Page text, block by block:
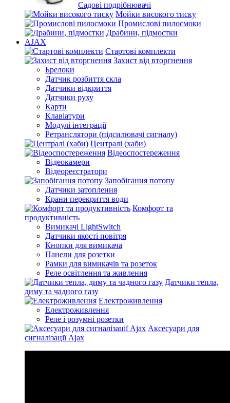
Садові подрібнювачі
Мойки високого тиску
Промислові пилосмоки
Драбини, підмостки
AJAX
Стартові комплекти
Захист від вторгнення
Брелоки
Датчик розбиття скла
Датчики відкриття
Датчики руху
Карти
Клавіатури
Модулі інтеграції
Ретранслятори (підсилювачі сигналу)
Централі (хаби)
Відеоспостереження
Відеокамери
Відеореєстратори
Запобігання потопу
Датчики затоплення
Крани перекриття води
Комфорт та
продуктивність
Вимикачі LightSwitch
Датчики якості повітря
Кнопки для вимикача
Панели для розетки
Рамки для вимикачів та розеток
Реле освітлення та живлення
Датчики тепла,
диму та чадного газу
Електроживлення
Електроживлення
Реле і розумні розетки
Аксесуари для
сигналізації Ajax